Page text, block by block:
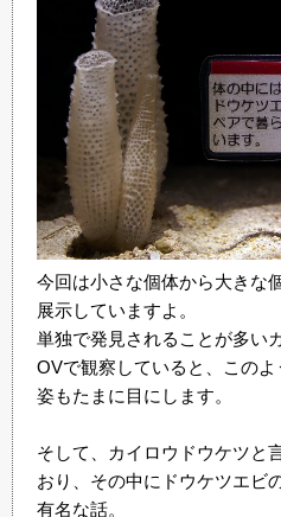
今回は小さな個体から大きな
展示していますよ。
単独で発見されることが多い
OVで観察していると、この
姿もたまに目にします。
そして、カイロウドウケツと
おり、その中にドウケツエビ
有名な話。